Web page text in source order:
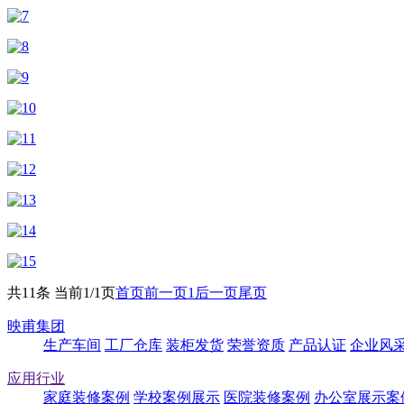
共11条 当前1/1页首页前一页1 后一页尾页
映甫集团
生产车间 工厂仓库 装柜发货 荣誉资质 产品认证 企业风
应用行业
家庭装修案例 学校案例展示 医院装修案例 办公室展示案